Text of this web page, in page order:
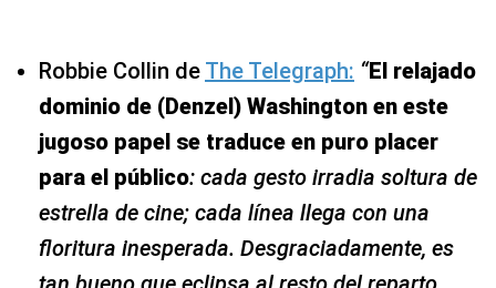
Robbie Collin de The Telegraph: “El relajado
dominio de (Denzel) Washington en este
jugoso papel se traduce en puro placer
para el público: cada gesto irradia soltura de
estrella de cine; cada línea llega con una
floritura inesperada. Desgraciadamente, es